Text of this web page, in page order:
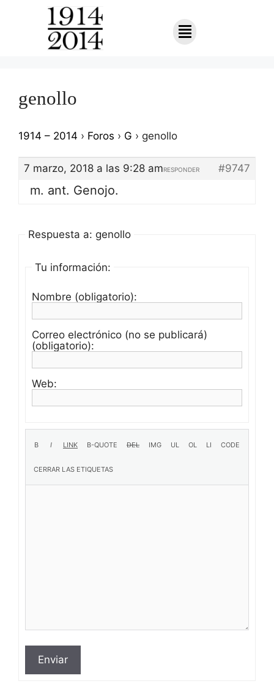
genollo
1914 – 2014 › Foros › G › genollo
7 marzo, 2018 a las 9:28 am #9747
RESPONDER
m. ant. Genojo.
Respuesta a: genollo
Tu información:
Nombre (obligatorio):
Correo electrónico (no se publicará)
(obligatorio):
Web:
Enviar